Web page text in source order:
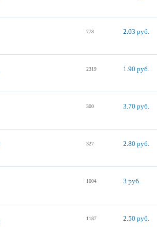
778 2.03 руб.
2319 1.90 руб.
300 3.70 руб.
327 2.80 руб.
1004 3 руб.
1187 2.50 руб.